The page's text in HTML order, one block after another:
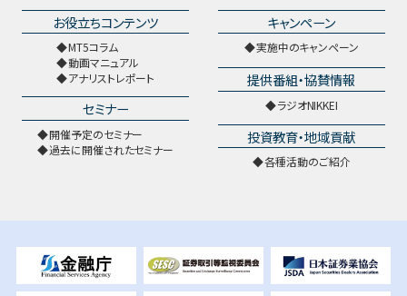
お役立ちコンテンツ
MT5コラム
動画マニュアル
アナリストレポート
セミナー
開催予定のセミナー
過去に開催されたセミナー
キャンペーン
実施中のキャンペーン
提供番組・協賛情報
ラジオNIKKEI
投資教育・地域貢献
各種活動のご紹介